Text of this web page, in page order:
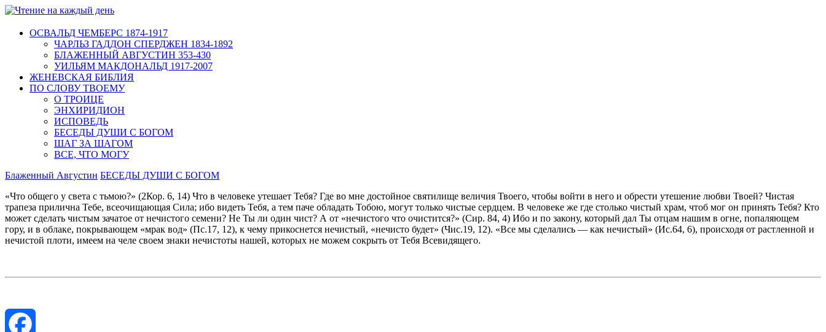
ОСВАЛЬД ЧЕМБЕРС 1874-1917
ЧАРЛЬЗ ГАДДОН СПЕРДЖЕН 1834-1892
БЛАЖЕННЫЙ АВГУСТИН 353-430
УИЛЬЯМ МАКДОНАЛЬД 1917-2007
ЖЕНЕВСКАЯ БИБЛИЯ
ПО СЛОВУ ТВОЕМУ
О ТРОИЦЕ
ЭНХИРИДИОН
ИСПОВЕДЬ
БЕСЕДЫ ДУШИ С БОГОМ
ШАГ ЗА ШАГОМ
ВСЕ, ЧТО МОГУ
Блаженный Августин БЕСЕДЫ ДУШИ С БОГОМ
«Что общего у света с тьмою?» (2Кор. 6, 14) Что в человеке утешает Тебя? Где во мне достойное святилище величия Твоего, чтобы войти в него и обрести утешение любви Твоей? Чистая
трапеза прилична Тебе, всеочищающая Сила; ибо видеть Тебя, а тем паче обладать Тобою, могут только чистые сердцем. В человеке же где столько чистый храм, чтоб мог он принять Тебя? Кто
может сделать чистым зачатое от нечистого семени? Не Ты ли один чист? А от «нечи­стого что очистится?» (Сир. 84, 4) Ибо и по закону, который дал Ты отцам нашим в огне, попаляющем
гору, и в облаке, покрывающем «мрак вод» (Пс.17, 12), к чему прикоснется нечистый, «нечисто будет» (Чис.19, 12). «Все мы сделались — как нечистый» (Ис.64, 6), происходя от растленной и
нечистой плоти, имеем на челе своем знаки нечистоты нашей, которых не можем сокрыть от Тебя Всевидящего.